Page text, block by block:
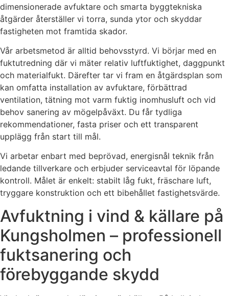
dimensionerade avfuktare och smarta byggtekniska
åtgärder återställer vi torra, sunda ytor och skyddar
fastigheten mot framtida skador.
Vår arbetsmetod är alltid behovsstyrd. Vi börjar med en
fuktutredning där vi mäter relativ luftfuktighet, daggpunkt
och materialfukt. Därefter tar vi fram en åtgärdsplan som
kan omfatta installation av avfuktare, förbättrad
ventilation, tätning mot varm fuktig inomhusluft och vid
behov sanering av mögelpåväxt. Du får tydliga
rekommendationer, fasta priser och ett transparent
upplägg från start till mål.
Vi arbetar enbart med beprövad, energisnål teknik från
ledande tillverkare och erbjuder serviceavtal för löpande
kontroll. Målet är enkelt: stabilt låg fukt, fräschare luft,
tryggare konstruktion och ett bibehållet fastighetsvärde.
Avfuktning i vind & källare på
Kungsholmen – professionell
fuktsanering och
förebyggande skydd